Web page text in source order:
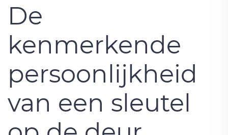
De
kenmerkende
persoonlijkheid
van een sleutel